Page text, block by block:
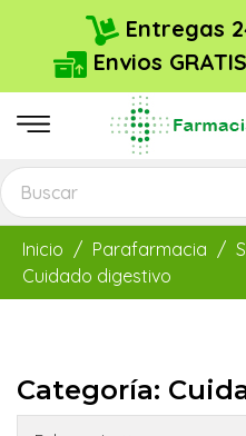
Entregas
Envios GRATIS
Inicio Parafarmacia
Cuidado digestivo
Categoría: